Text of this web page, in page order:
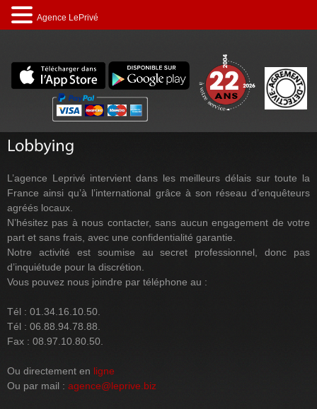
L’agence Leprivé intervient dans les meilleurs délais sur toute la
France ainsi qu’à l’international grâce à son réseau d’enquêteurs
agréés locaux.
N’hésitez pas à nous contacter, sans aucun engagement de votre
part et sans frais, avec une confidentialité garantie.
Notre activité est soumise au secret professionnel, donc pas
d’inquiétude pour la discrétion.
Vous pouvez nous joindre par téléphone au :
Tél : 01.34.16.10.50.
Tél : 06.88.94.78.88.
Fax : 08.97.10.80.50.
Ou directement en ligne
Ou par mail : agence@leprive.biz
Agence LePrivé